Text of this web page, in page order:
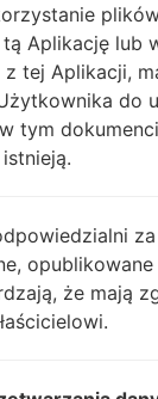
Aplikację lub
tej Aplikacji,
do
tym
że mają